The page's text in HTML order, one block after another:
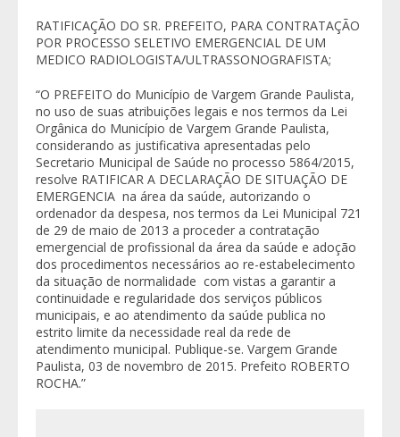
RATIFICAÇÃO DO SR. PREFEITO, PARA CONTRATAÇÃO
POR PROCESSO SELETIVO EMERGENCIAL DE UM
MEDICO RADIOLOGISTA/ULTRASSONOGRAFISTA;
“O PREFEITO do Município de Vargem Grande Paulista,
no uso de suas atribuições legais e nos termos da Lei
Orgânica do Município de Vargem Grande Paulista,
considerando as justificativa apresentadas pelo
Secretario Municipal de Saúde no processo 5864/2015,
resolve RATIFICAR A DECLARAÇÃO DE SITUAÇÃO DE
EMERGENCIA na área da saúde, autorizando o
ordenador da despesa, nos termos da Lei Municipal 721
de 29 de maio de 2013 a proceder a contratação
emergencial de profissional da área da saúde e adoção
dos procedimentos necessários ao re-estabelecimento
da situação de normalidade com vistas a garantir a
continuidade e regularidade dos serviços públicos
municipais, e ao atendimento da saúde publica no
estrito limite da necessidade real da rede de
atendimento municipal. Publique-se. Vargem Grande
Paulista, 03 de novembro de 2015. Prefeito ROBERTO
ROCHA.”